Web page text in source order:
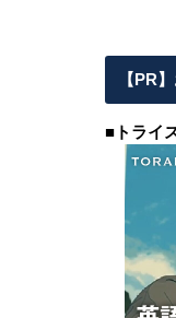
【PR
■トライ